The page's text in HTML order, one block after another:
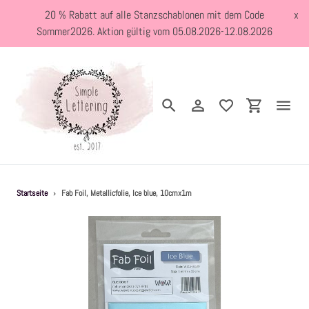
Inhalt
20 % Rabatt auf alle Stanzschablonen mit dem Code
Sommer2026. Aktion gültig vom 05.08.2026-12.08.2026
x
SuchenEinloggen
Startseite › Fab Foil, Metallicfolie, Ice blue, 10cmx1m